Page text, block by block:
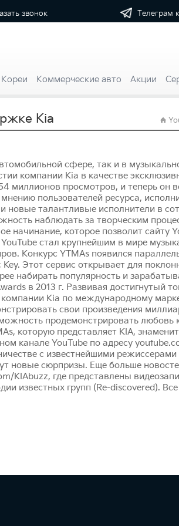
звонок Телеграм
Коммерческие авто Акции
Kia
сфере, так и в
компании Kia в качестве
миллионов просмотров, и теперь он
пользователей ресурса,
новые талантливые исполнители в
наблюдать за творческим
начинание, которое позволит
стал крупнейшим в мире
Конкурс YTMAs появился
Этот сервис открывает для
набирать популярность и
в 2013 г. Развивая достигнутый
Kia по международному
свои произведения
продемонстрировать
которую представляет KIA,
канале YouTube по адресу
с известнейшими
сюрпризы. Еще больше
где представлены
известных групп (Re-discovered).